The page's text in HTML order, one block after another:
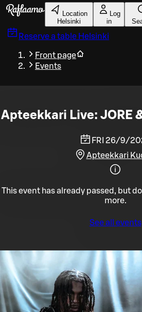
Skip to main content
Location
Helsinki
Log
in
Reserve a table Helsinki
Front page
Events
Apteekkari Live: JORE
FRI 26/9/
Apteekkari
This event has already passed, but
more.
See all events